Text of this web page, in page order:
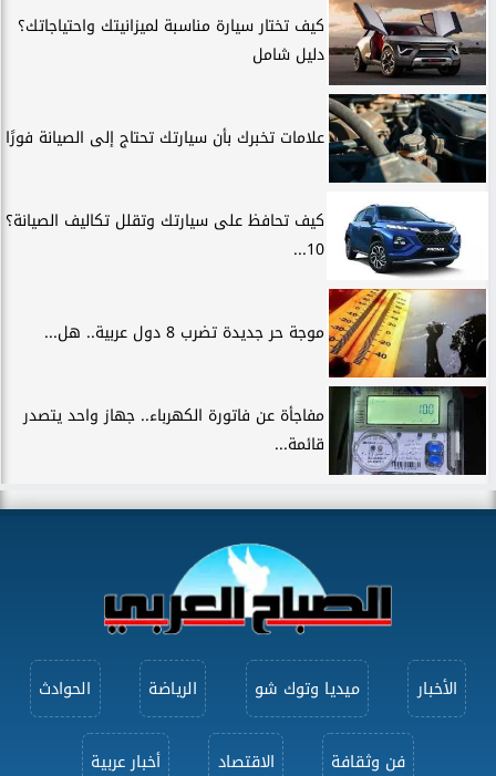
كيف تختار سيارة مناسبة لميزانيتك واحتياجاتك؟
دليل شامل
علامات تخبرك بأن سيارتك تحتاج إلى الصيانة فورًا
كيف تحافظ على سيارتك وتقلل تكاليف الصيانة؟
10...
موجة حر جديدة تضرب 8 دول عربية.. هل...
مفاجأة عن فاتورة الكهرباء.. جهاز واحد يتصدر
قائمة...
الأخبار ميديا وتوك شو الرياضة الحوادث
فن وثقافة الاقتصاد أخبار عربية